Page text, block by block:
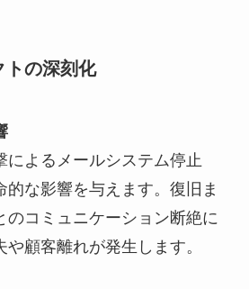
トの深刻化
によるメールシステム停止
的な影響を与えます。復旧ま
のコミュニケーション断絶に
顧客離れが発生します。